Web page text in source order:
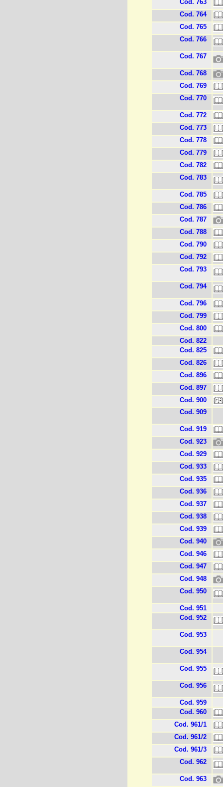
Cod. 763
Cod. 764
Cod. 765
Cod. 766
Cod. 767
Cod. 768
Cod. 769
Cod. 770
Cod. 772
Cod. 773
Cod. 778
Cod. 779
Cod. 782
Cod. 783
Cod. 785
Cod. 786
Cod. 787
Cod. 788
Cod. 790
Cod. 792
Cod. 793
Cod. 794
Cod. 796
Cod. 799
Cod. 800
Cod. 822
Cod. 825
Cod. 826
Cod. 896
Cod. 897
Cod. 900
Cod. 909
Cod. 919
Cod. 923
Cod. 929
Cod. 933
Cod. 935
Cod. 936
Cod. 937
Cod. 938
Cod. 939
Cod. 940
Cod. 946
Cod. 947
Cod. 948
Cod. 950
Cod. 951
Cod. 952
Cod. 953
Cod. 954
Cod. 955
Cod. 956
Cod. 959
Cod. 960
Cod. 961/1
Cod. 961/2
Cod. 961/3
Cod. 962
Cod. 963